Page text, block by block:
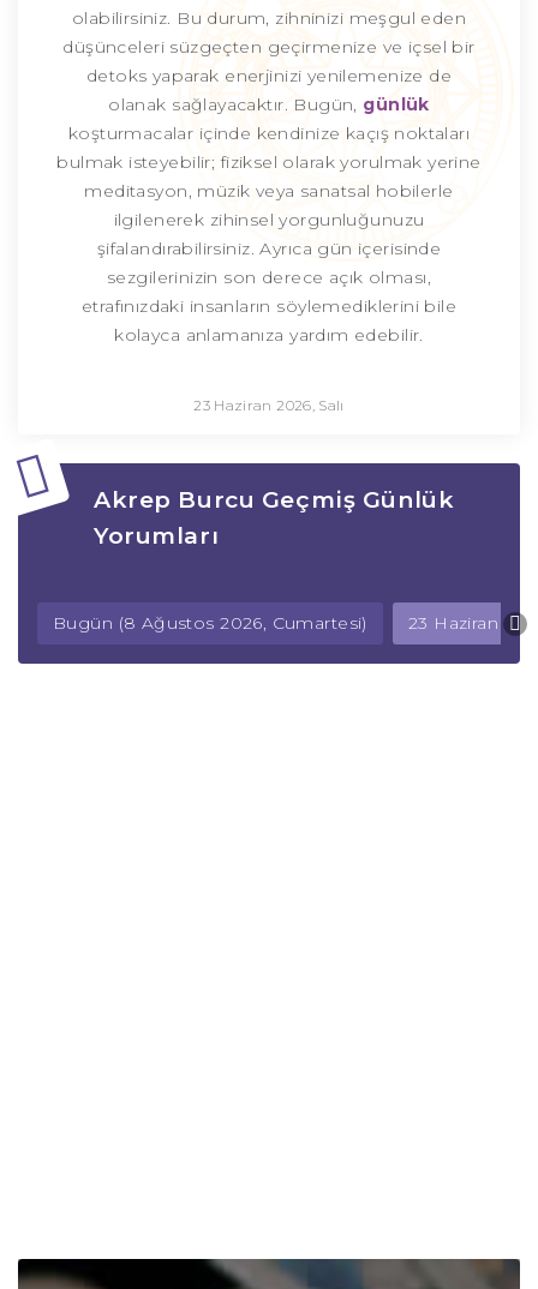
olabilirsiniz. Bu durum, zihninizi meşgul eden
düşünceleri süzgeçten geçirmenize ve içsel bir
detoks yaparak enerjinizi yenilemenize de
olanak sağlayacaktır. Bugün, günlük
koşturmacalar içinde kendinize kaçış noktaları
bulmak isteyebilir; fiziksel olarak yorulmak yerine
meditasyon, müzik veya sanatsal hobilerle
ilgilenerek zihinsel yorgunluğunuzu
şifalandırabilirsiniz. Ayrıca gün içerisinde
sezgilerinizin son derece açık olması,
etrafınızdaki insanların söylemediklerini bile
kolayca anlamanıza yardım edebilir.
23 Haziran 2026, Salı
Akrep Burcu Geçmiş Günlük
Yorumları
Bugün (8 Ağustos 2026, Cumartesi) 23 Haziran